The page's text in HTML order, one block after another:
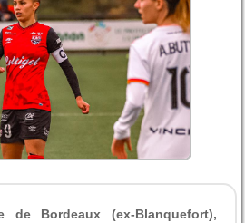
de Bordeaux (ex-Blanquefort),